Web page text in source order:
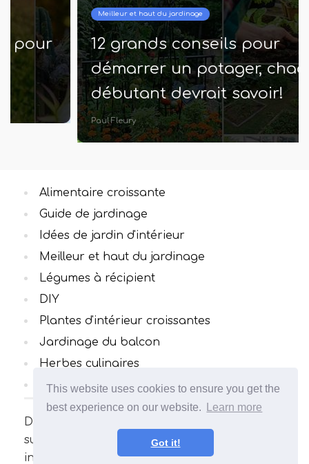
This website uses cookies to ensure you get the
best experience on our website.
Learn more
Got it!
Meilleur et haut du jardinage
12 grands conseils pour
démarrer un potager, chaque
débutant devrait savoir!
Paul Fleury
De nombreux articles intéressants et utiles
sur le jardinage. Votre jardin sera
incomparable
Alimentaire croissante
Guide de jardinage
Idées de jardin d'intérieur
Meilleur et haut du jardinage
Légumes à récipient
DIY
Plantes d'intérieur croissantes
Jardinage du balcon
Herbes culinaires
Toutes catégories